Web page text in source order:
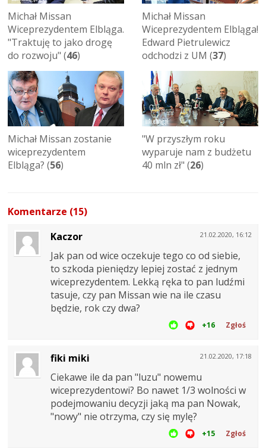
Michał Missan
Wiceprezydentem Elbląga.
"Traktuję to jako drogę
do rozwoju" (46)
Michał Missan
Wiceprezydentem Elbląga!
Edward Pietrulewicz
odchodzi z UM (37)
Michał Missan zostanie
wiceprezydentem
Elbląga? (56)
"W przyszłym roku
wyparuje nam z budżetu
40 mln zł" (26)
Komentarze (15)
21.02.2020, 16:12
Kaczor
Jak pan od wice oczekuje tego co od siebie,
to szkoda pieniędzy lepiej zostać z jednym
wiceprezydentem. Lekką ręka to pan ludźmi
tasuje, czy pan Missan wie na ile czasu
będzie, rok czy dwa?
+16 Zgłoś
21.02.2020, 17:18
fiki miki
Ciekawe ile da pan "luzu" nowemu
wiceprezydentowi? Bo nawet 1/3 wolności w
podejmowaniu decyzji jaką ma pan Nowak,
"nowy" nie otrzyma, czy się mylę?
+15 Zgłoś